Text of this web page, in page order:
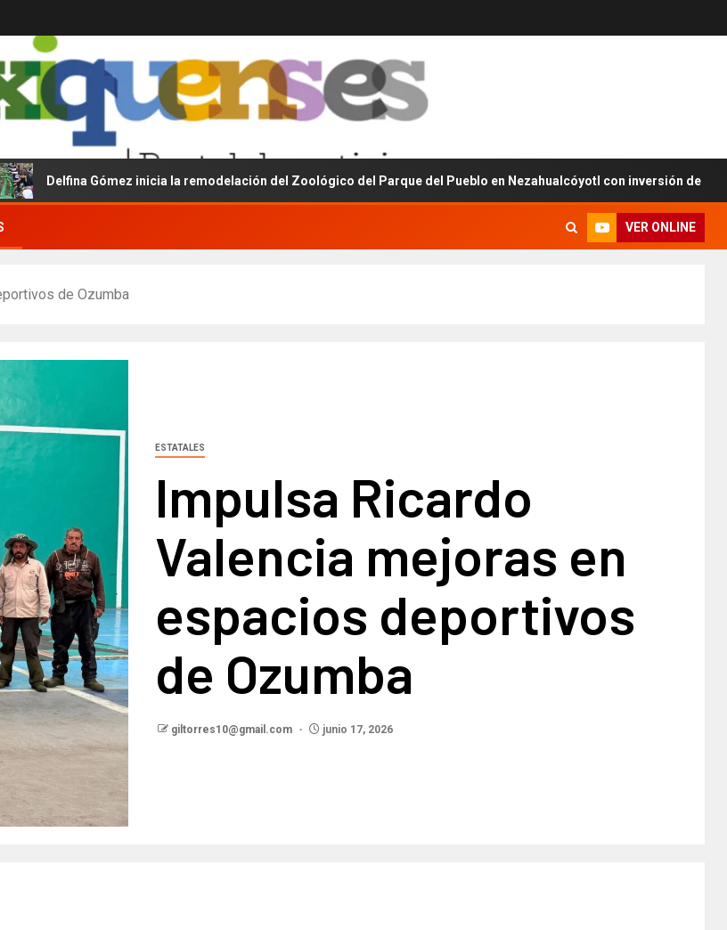
Gómez inicia la remodelación del Zoológico del Parque del Pueblo en Nezahualcóyotl con inversión de 160 millones
VER ONLINE
de Ozumba
ESTATALES
Impulsa Ricardo
Valencia mejoras en
espacios deportivos
de Ozumba
giltorres10@gmail.com junio 17, 2026